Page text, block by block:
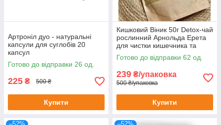
Артроніл дуо - натуральні
капсули для суглобів 20
капсул
Готово до відправки 26 од.
225 ₴ 500 ₴
Купити
Кишковий Віник 50г Detox-чай
рослинний Арнольда Ерета
для чистки кишечника та
організму 50 г
Готово до відправки 62 од.
239 ₴/упаковка
500 ₴/упаковка
Купити